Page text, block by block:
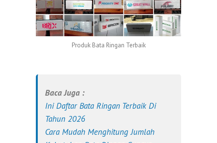
Produk Bata Ringan Terbaik
Baca Juga :
Ini Daftar Bata Ringan Terbaik Di
Tahun 2026
Cara Mudah Menghitung Jumlah